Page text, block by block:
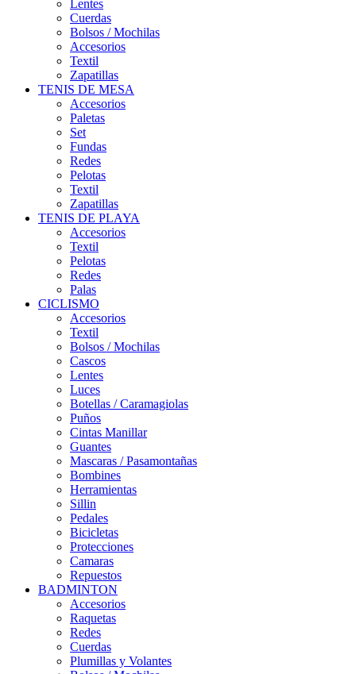
Lentes
Cuerdas
Bolsos / Mochilas
Accesorios
Textil
Zapatillas
TENIS DE MESA
Accesorios
Paletas
Set
Fundas
Redes
Pelotas
Textil
Zapatillas
TENIS DE PLAYA
Accesorios
Textil
Pelotas
Redes
Palas
CICLISMO
Accesorios
Textil
Bolsos / Mochilas
Cascos
Lentes
Luces
Botellas / Caramagiolas
Puños
Cintas Manillar
Guantes
Mascaras / Pasamontañas
Bombines
Herramientas
Sillin
Pedales
Bicicletas
Protecciones
Camaras
Repuestos
BADMINTON
Accesorios
Raquetas
Redes
Cuerdas
Plumillas y Volantes